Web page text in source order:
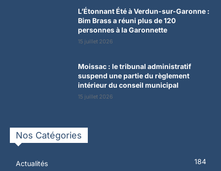
L’Étonnant Été à Verdun-sur-Garonne :
Bim Brass a réuni plus de 120
personnes à la Garonnette
15 juillet 2026
Moissac : le tribunal administratif
suspend une partie du règlement
intérieur du conseil municipal
15 juillet 2026
Nos Catégories
Actualités
184